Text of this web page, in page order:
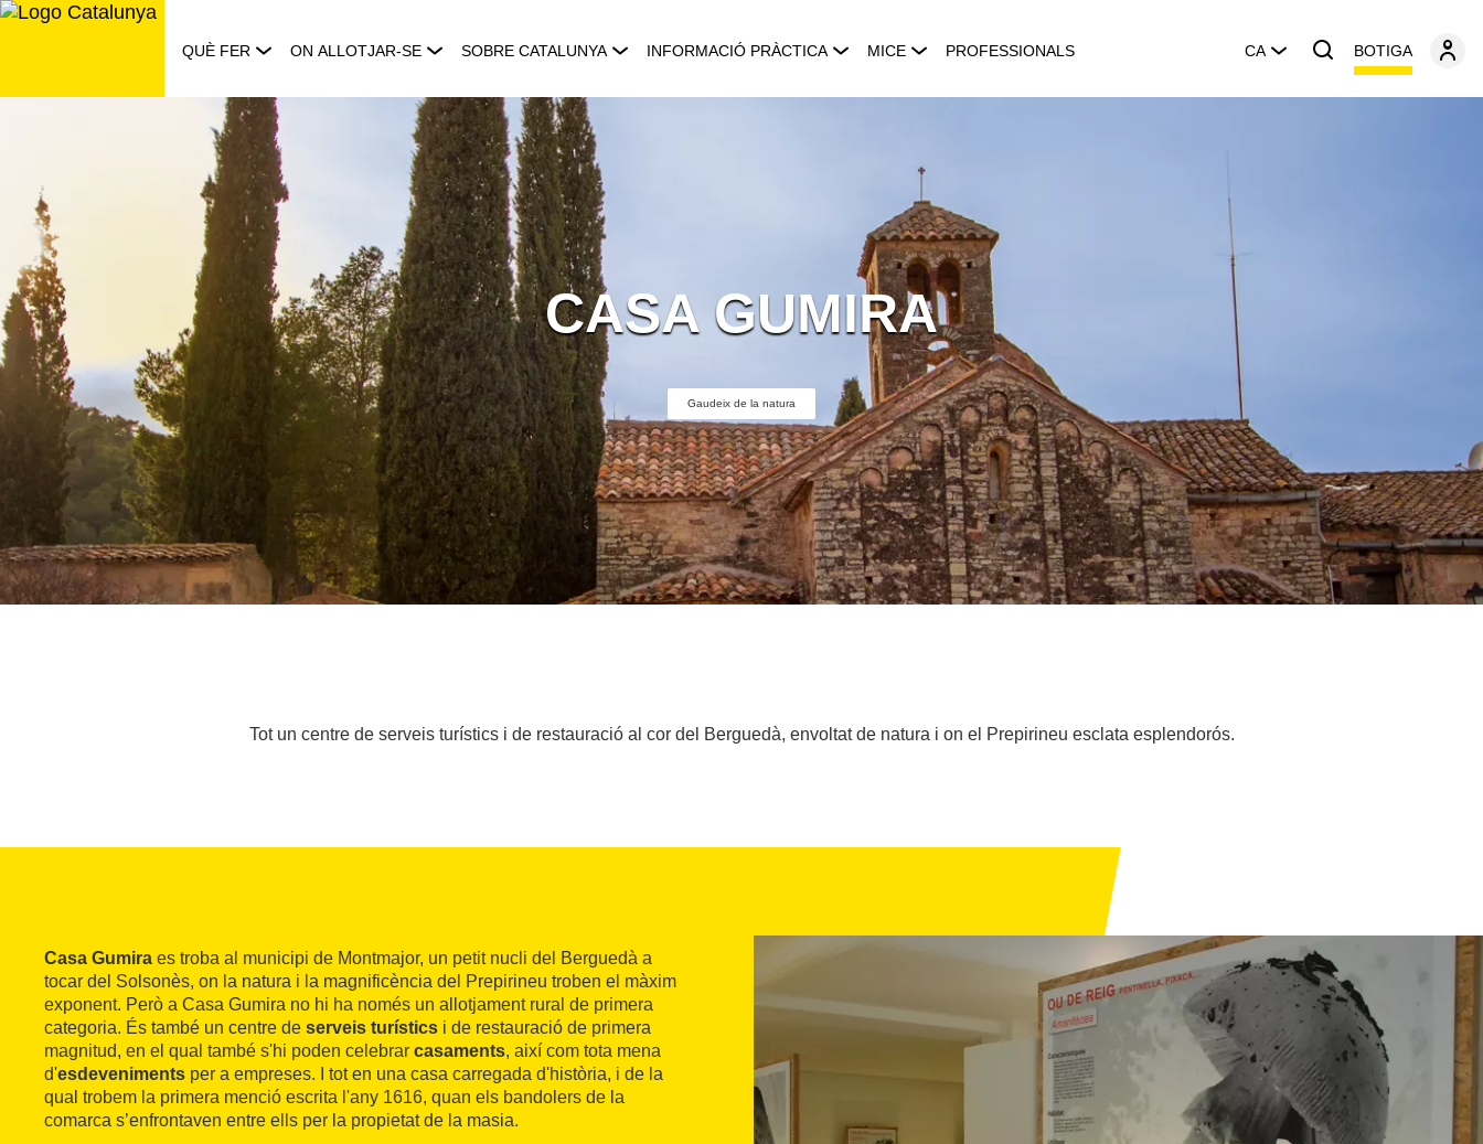
Saltar
QUÈ FER ON ALLOTJAR-SE SOBRE CATALUNYA INFORMACIÓ PRÀCTICA MICE PROFESSIONALS CA BOTIGA
CASA GUMIRA
Gaudeix de la natura
Tot un centre de serveis turístics i de restauració al cor del Berguedà, envoltat de natura i on el Prepirineu esclata esplendorós.
Casa Gumira es troba al municipi de Montmajor, un petit nucli del Berguedà a
tocar del Solsonès, on la natura i la magnificència del Prepirineu troben el màxim
exponent. Però a Casa Gumira no hi ha només un allotjament rural de primera
categoria. És també un centre de serveis turístics i de restauració de primera
magnitud, en el qual també s'hi poden celebrar casaments, així com tota mena
d'esdeveniments per a empreses. I tot en una casa carregada d'història, i de la
qual trobem la primera menció escrita l'any 1616, quan els bandolers de la
comarca s’enfrontaven entre ells per la propietat de la masia.